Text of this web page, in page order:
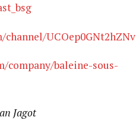
baleine-sous-
Jagot